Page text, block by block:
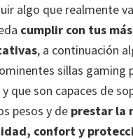
algo que realmente
cumplir con tus
, a continuación
sillas gaming
y que son capaces de
pesos y de prestar la
confort y